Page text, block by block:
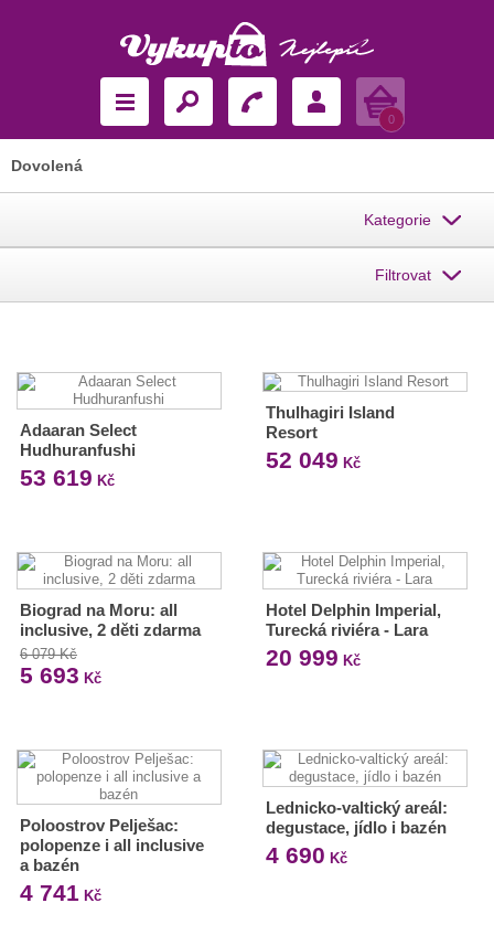
Košík
0
Dovolená
Kategorie
Filtrovat
Adaaran Select
Hudhuranfushi
53 619 Kč
Thulhagiri Island
Resort
52 049 Kč
Biograd na Moru: all
inclusive, 2 děti zdarma
6 079 Kč
5 693 Kč
Hotel Delphin Imperial,
Turecká riviéra - Lara
20 999 Kč
Poloostrov Pelješac:
polopenze i all inclusive
a bazén
4 741 Kč
Lednicko-valtický areál:
degustace, jídlo i bazén
4 690 Kč